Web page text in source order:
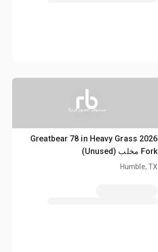
ستتوفر الصور قريبًا
2026 Greatbear 78 in Heavy Grass
Fork مخلب (Unused)
Humble, TX